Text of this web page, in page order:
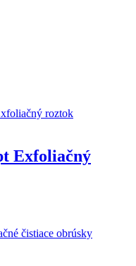
Exfoliačný